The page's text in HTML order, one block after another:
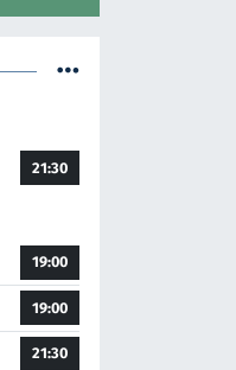
21:30
19:00
19:00
21:30